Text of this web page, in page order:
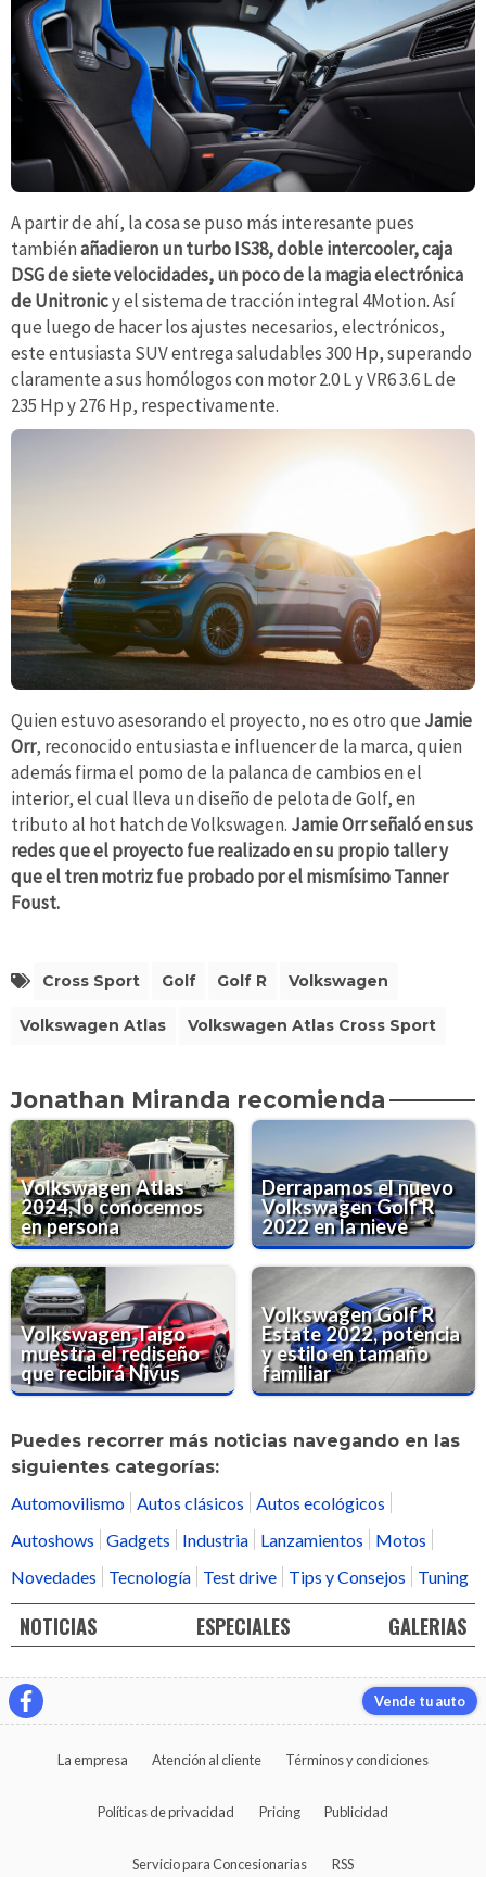
A partir de ahí, la cosa se puso más interesante pues
tambiénañadieron un turbo IS38, doble intercooler, caja
DSG de siete velocidades, un poco de la magia electrónica
de Unitronicy el sistema de tracción integral 4Motion. Así
que luego de hacer los ajustes necesarios, electrónicos,
este entusiasta SUV entrega saludables 300 Hp, superando
claramente a sus homólogos con motor 2.0 L y VR6 3.6 L de
235 Hp y 276 Hp, respectivamente.
Quien estuvo asesorando el proyecto, no es otro que Jamie
Orr, reconocido entusiasta e influencer de la marca, quien
además firma el pomo de la palanca de cambios en el
interior, el cual lleva un diseño de pelota de Golf, en
tributo al hot hatch de Volkswagen. Jamie Orr señaló en sus
redes que el proyecto fue realizado en su propio taller y
que el tren motriz fue probado por el mismísimo Tanner
Foust.
Cross Sport Golf Golf R Volkswagen
Volkswagen Atlas Volkswagen Atlas Cross Sport
Jonathan Miranda recomienda
Volkswagen Atlas
2024, lo conocemos
en persona
Derrapamos el nuevo
Volkswagen Golf R
2022 en la nieve
Volkswagen Taigo
muestra el rediseño
que recibirá Nivus
Volkswagen Golf R
Estate 2022, potencia
y estilo en tamaño
familiar
Puedes recorrer más noticias navegando en las
siguientes categorías:
Automovilismo Autos clásicos
Autos ecológicos
Autoshows
Gadgets Industria Lanzamientos
Motos
Novedades
Tecnología Test drive Tips y Consejos Tuning
NOTICIAS ESPECIALES GALERIAS
Vende tu auto
La empresa Atención al cliente Términos y condiciones
Políticas de privacidad Pricing Publicidad
Servicio para Concesionarias RSS